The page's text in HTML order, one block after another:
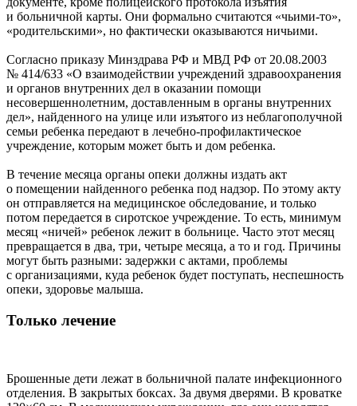
и больничной карты. Они формально считаются «чьими-то»,
«родительскими», но фактически оказываются ничьими.
Согласно приказу Минздрава РФ и МВД РФ от 20.08.2003
№ 414/633 «О взаимодействии учреждений здравоохранения
и органов внутренних дел в оказании помощи
несовершеннолетним, доставленным в органы внутренних
дел», найденного на улице или изъятого из неблагополучной
семьи ребенка передают в лечебно-профилактическое
учреждение, которым может быть и дом ребенка.
В течение месяца органы опеки должны издать акт
о помещении найденного ребенка под надзор. По этому акту
он отправляется на медицинское обследование, и только
потом передается в сиротское учреждение. То есть, минимум
месяц «ничей» ребенок лежит в больнице. Часто этот месяц
превращается в два, три, четыре месяца, а то и год. Причины
могут быть разными: задержки с актами, проблемы
с организациями, куда ребенок будет поступать, неспешность
опеки, здоровье малыша.
Только лечение
Брошенные дети лежат в больничной палате инфекционного
отделения. В закрытых боксах. За двумя дверями. В кроватке